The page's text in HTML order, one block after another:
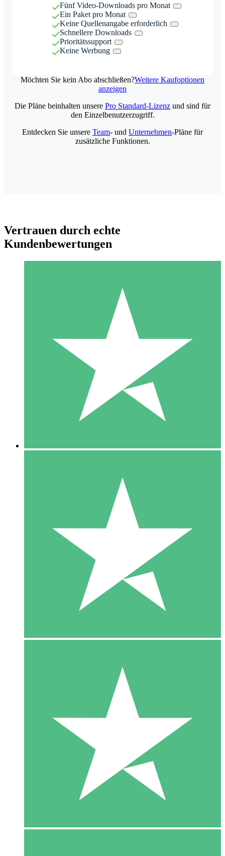
Fünf Video-Downloads pro Monat
Ein Paket pro Monat
Keine Quellenangabe erforderlich
Schnellere Downloads
Prioritätssupport
Keine Werbung
Möchten Sie kein Abo abschließen?Weitere Kaufoptionen
anzeigen
Individuelle Credit-Pakete
Zahlen Sie nach Bedarf mit Download-Credits. Keine
monatliche Verpflichtung erforderlich.
10 00
10 Downloads
20 00
Die Pläne beinhalten unsere Pro Standard-Lizenz und sind für
den Einzelbenutzerzugriff.
Entdecken Sie unsere Team- und Unternehmen-Pläne für
zusätzliche Funktionen.
Vertrauen durch echte
Kundenbewertungen